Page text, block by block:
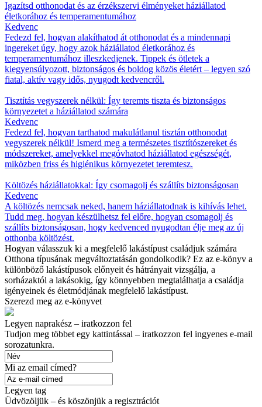
Igazítsd otthonodat és az érzékszervi élményeket háziállatod
életkorához és temperamentumához
Kedvenc
Fedezd fel, hogyan alakíthatod át otthonodat és a mindennapi
ingereket úgy, hogy azok háziállatod életkorához és
temperamentumához illeszkedjenek. Tippek és ötletek a
kiegyensúlyozott, biztonságos és boldog közös életért – legyen szó
fiatal, aktív vagy idős, nyugodt kedvencről.
Tisztítás vegyszerek nélkül: Így teremts tiszta és biztonságos
környezetet a háziállatod számára
Kedvenc
Fedezd fel, hogyan tarthatod makulátlanul tisztán otthonodat
vegyszerek nélkül! Ismerd meg a természetes tisztítószereket és
módszereket, amelyekkel megóvhatod háziállatod egészségét,
miközben friss és higiénikus környezetet teremtesz.
Költözés háziállatokkal: Így csomagolj és szállíts biztonságosan
Kedvenc
A költözés nemcsak neked, hanem háziállatodnak is kihívás lehet.
Tudd meg, hogyan készülhetsz fel előre, hogyan csomagolj és
szállíts biztonságosan, hogy kedvenced nyugodtan élje meg az új
otthonba költözést.
Hogyan válasszuk ki a megfelelő lakástípust családjuk számára
Otthona típusának megváltoztatásán gondolkodik? Ez az e-könyv a
különböző lakástípusok előnyeit és hátrányait vizsgálja, a
sorházaktól a lakásokig, így könnyebben megtalálhatja a családja
igényeinek és életmódjának megfelelő lakástípust.
Szerezd meg az e-könyvet
Legyen naprakész – iratkozzon fel
Tudjon meg többet egy kattintással – iratkozzon fel ingyenes e-mail
sorozatunkra.
Mi az email címed?
Legyen tag
Üdvözöljük – és köszönjük a regisztrációt